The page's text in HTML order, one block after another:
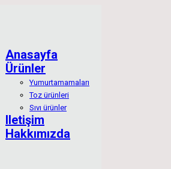
Anasayfa
Ürünler
Yumurtamamaları
Toz ürünleri
Sıvı ürünler
Iletişim
Hakkımızda